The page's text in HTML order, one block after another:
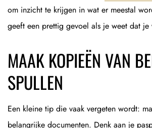
om inzicht te krijgen in wat er meestal
geeft een prettig gevoel als je weet dat
MAAK KOPIEËN VAN
SPULLEN
Een kleine tip die vaak vergeten wordt:
belangrijke documenten. Denk aan je